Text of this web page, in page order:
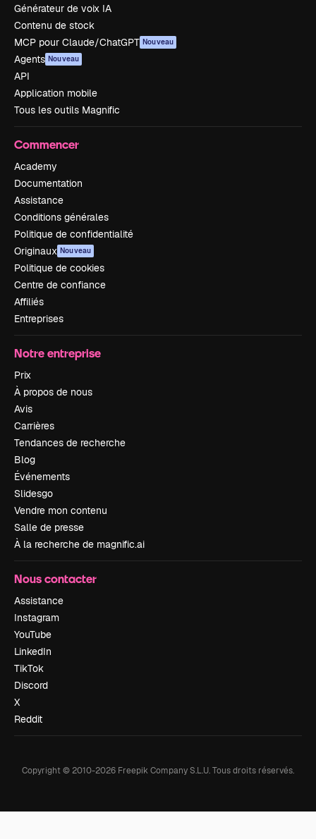
Générateur de voix IA
Contenu de stock
MCP pour Claude/ChatGPT Nouveau
Agents Nouveau
API
Application mobile
Tous les outils Magnific
Commencer
Academy
Documentation
Assistance
Conditions générales
Politique de confidentialité
Originaux Nouveau
Politique de cookies
Centre de confiance
Affiliés
Entreprises
Notre entreprise
Prix
À propos de nous
Avis
Carrières
Tendances de recherche
Blog
Événements
Slidesgo
Vendre mon contenu
Salle de presse
À la recherche de magnific.ai
Nous contacter
Assistance
Instagram
YouTube
LinkedIn
TikTok
Discord
X
Reddit
Copyright © 2010-2026 Freepik Company S.L.U.Tous droits réservés.